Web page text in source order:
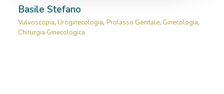
Basile Stefano
Vulvoscopia, Uroginecologia, Prolasso Genitale, Ginecologia,
Chirurgia Ginecologica